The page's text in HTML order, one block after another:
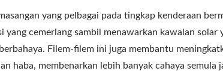
yang pelbagai pada tingkap kenderaan
yang cemerlang sambil menawarkan kawalan solar
Filem-filem ini juga membantu
haba, membenarkan lebih banyak cahaya semula